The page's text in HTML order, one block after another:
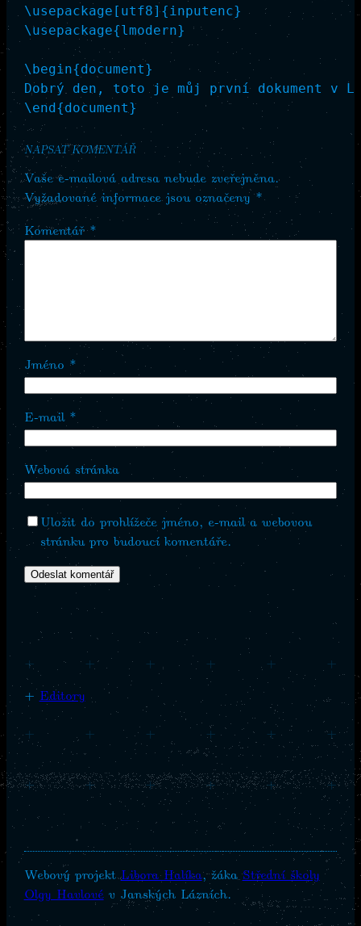
\usepackage[utf8]{inputenc}
\usepackage{lmodern}
\begin{document}
Dobrý den, toto je můj první dokument v
NAPSAT KOMENTÁŘ
Vaše e-mailová adresa nebude zveřejněna.
Vyžadované informace jsou označeny*
Komentář*
Jméno *
E-mail *
Webová stránka
Uložit do prohlížeče jméno, e-mail a webovou
stránku pro budoucí komentáře.
+ + + + +
+
+Editory
+ + + + + +
+ + + + + +
Webový projektLibora Halíka, žákaStřední školy
Olgy Havlovév Janských Lázních.